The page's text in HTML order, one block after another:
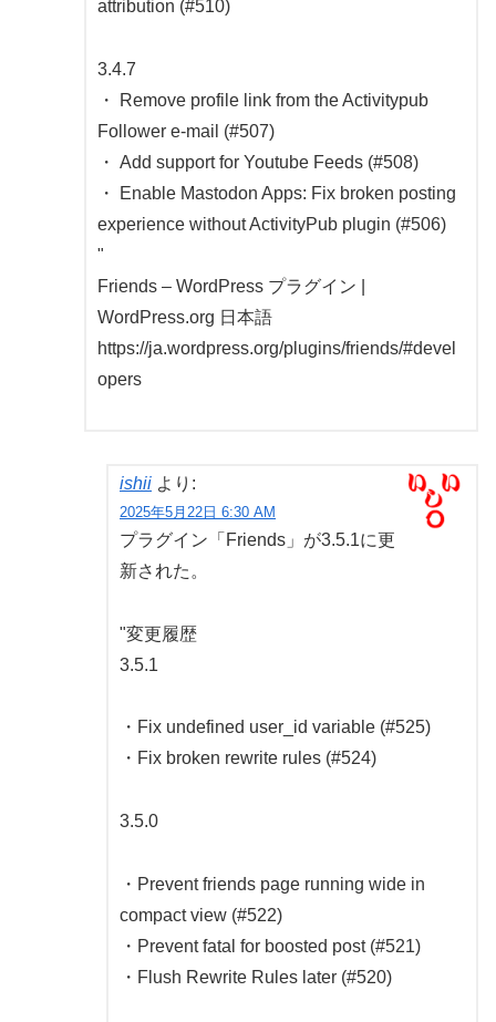
attribution (#510)
3.4.7
・ Remove profile link from the Activitypub
Follower e-mail (#507)
・ Add support for Youtube Feeds (#508)
・ Enable Mastodon Apps: Fix broken posting
experience without ActivityPub plugin (#506)
"
Friends – WordPress プラグイン |
WordPress.org 日本語
https://ja.wordpress.org/plugins/friends/#devel
opers
ishii より:
2025年5月22日 6:30 AM
プラグイン「Friends」が3.5.1に更
新された。
"変更履歴
3.5.1
・Fix undefined user_id variable (#525)
・Fix broken rewrite rules (#524)
3.5.0
・Prevent friends page running wide in
compact view (#522)
・Prevent fatal for boosted post (#521)
・Flush Rewrite Rules later (#520)